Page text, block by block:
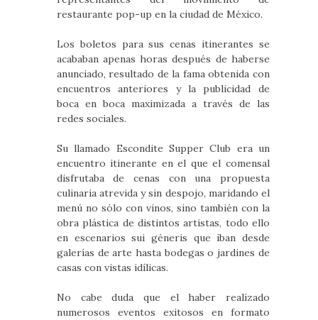
restaurante pop-up en la ciudad de México.
Los boletos para sus cenas itinerantes se
acababan apenas horas después de haberse
anunciado, resultado de la fama obtenida con
encuentros anteriores y la publicidad de
boca en boca maximizada a través de las
redes sociales.
Su llamado Escondite Supper Club era un
encuentro itinerante en el que el comensal
disfrutaba de cenas con una propuesta
culinaria atrevida y sin despojo, maridando el
menú no sólo con vinos, sino también con la
obra plástica de distintos artistas, todo ello
en escenarios sui géneris que iban desde
galerías de arte hasta bodegas o jardines de
casas con vistas idílicas.
No cabe duda que el haber realizado
numerosos eventos exitosos en formato